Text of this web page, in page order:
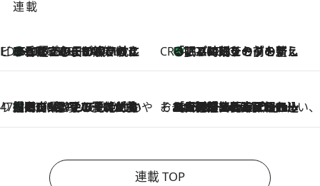
連載
ビューティいいもの集め EDITORS' BEST
2026.8.10
35℃超えの日の夜、枕にひと吹き！ BAUMのルームスプレーが、ひのきの香りで心まで解きほぐす CREA'S CHOICE
2026.8.10
「眠る時刻をセットする」——眠りの前を整える、バルミューダの新しいアプローチ
47都道府県の手みやげ ひんやりスイーツで夏を満喫
2026.8.10
【岡山県】この夏絶対食べたい 冷やしておいしいおやつ3選 フルーツが主役のプリンやアイスが勢揃い そおだよおこの関西おいしい、おやつ紀行
2026.8.9
［大阪府箕面市］一皿一皿目の前で仕上げられる、料理を巧みに組み込んだアシェットデセールコース「ミチル アシェット デセール（Michiru assiette dessert）」
連載 TOP